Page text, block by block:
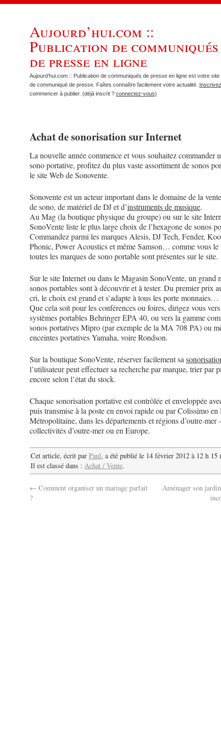
Aujourd’hui.com ::
Publication de communiqués
de presse en ligne
Aujourd’hui.com :: Publication de communiqués de presse en ligne est votre site
de communiqué de presse. Faîtes connaître facilement votre actualité.
commencer à publier. (déjà inscrit ? connectez-vous)
Achat de sonorisation sur Internet
La nouvelle année commence et vous souhaitez commander
sono portative, profitez du plus vaste assortiment de sonos
le site Web de Sonovente.
Sonovente est un acteur important dans le domaine de la
de sono, de matériel de DJ et d’instruments de musique.
Au Mag (la boutique physique du groupe) ou sur le site
SonoVente liste le plus large choix de l’hexagone de sonos
Commandez parmi les marques Alesis, DJ Tech, Fender,
Phonic, Power Acoustics et même Samson… comme vous le
toutes les marques de sono portable sont présentes sur le site.
Sur le site Internet ou dans le Magasin SonoVente, un grand
sonos portables sont à découvrir et à tester. Du premier prix
cri, le choix est grand et s’adapte à tous les porte monnaies…
Que cela soit pour les conférences ou foires, dirigez vous
systèmes portables Behringer EPA 40, ou vers la gamme
sonos portatives Mipro (par exemple de la MA 708 PA) ou
enceintes portatives Yamaha, voire Rondson.
Sur la boutique SonoVente, réserver facilement sa
l’utilisateur peut effectuer sa recherche par marque, trier par
encore selon l’état du stock.
Chaque sonorisation portative est contrôlée et enveloppée
puis transmise à la poste en envoi rapide ou par Colissimo en
Métropolitaine, dans les départements et régions d’outre-mer
collectivités d’outre-mer ou en Europe.
Cet article, écrit parPaul, a été publié le 14 février 2012 à 12 h 15
Il est classé dans : Achat / Vente.
← Comment organiser un mariage parfait
?
Aménager son